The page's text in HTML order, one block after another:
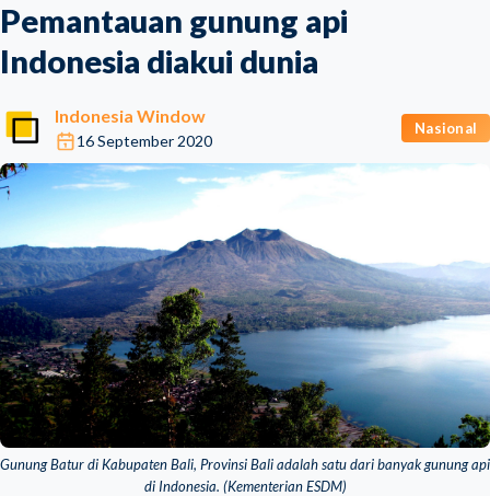
Pemantauan gunung api
Indonesia diakui dunia
Indonesia Window
16 September 2020
Nasional
Gunung Batur di Kabupaten Bali, Provinsi Bali adalah satu dari banyak gunung api
di Indonesia. (Kementerian ESDM)